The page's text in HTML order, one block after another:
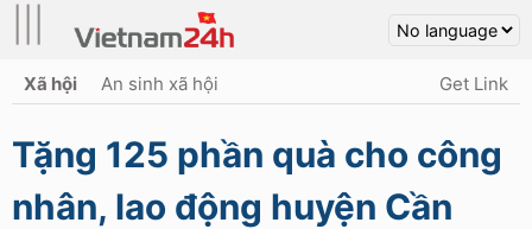
Xã hội An sinh xã hội Get Link
Tặng 125 phần quà cho công
nhân, lao động huyện Cần